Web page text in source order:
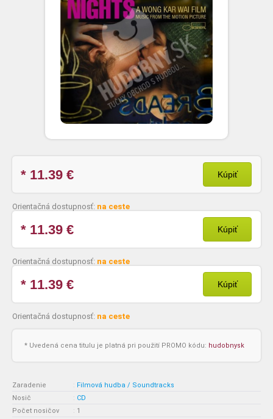
* 11.39 € Kúpiť
Orientačná dostupnosť: na ceste
* 11.39 € Kúpiť
Orientačná dostupnosť: na ceste
* 11.39 € Kúpiť
Orientačná dostupnosť: na ceste
* Uvedená cena titulu je platná pri použití PROMO kódu: hudobnysk
Zaradenie : Filmová hudba / Soundtracks
Nosič
: CD
Počet nosičov
: 1